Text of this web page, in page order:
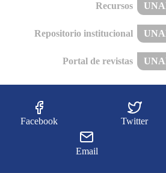
Recursos
Repositorio institucional
Portal de revistas
Facebook Twitter
Email